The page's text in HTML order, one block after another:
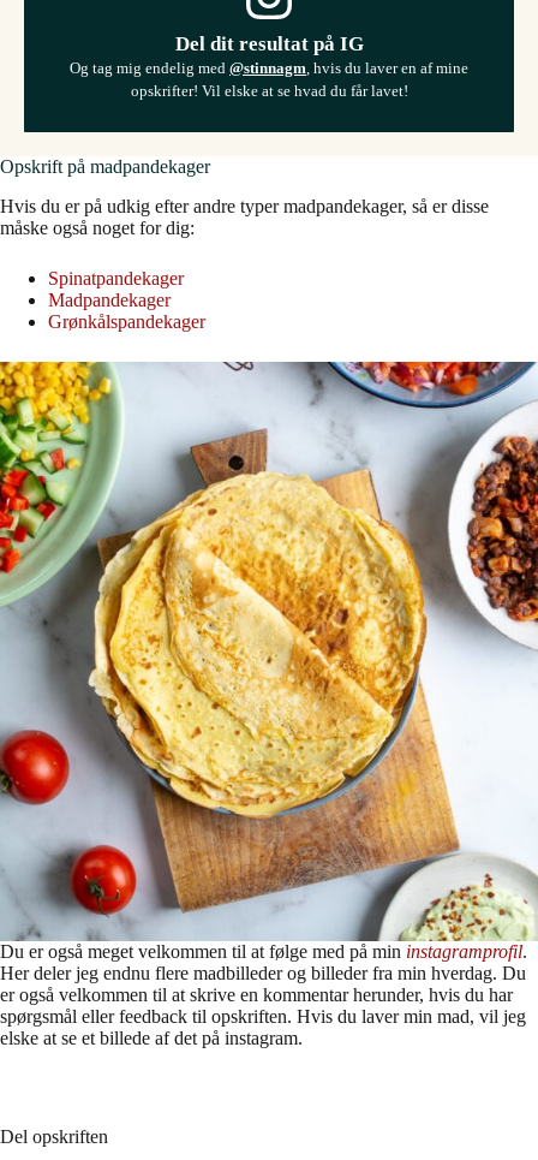
Del dit resultat på IG
Og tag mig endelig med @stinnagm , hvis du laver en af mine
opskrifter! Vil elske at se hvad du får lavet!
Opskrift på madpandekager
Hvis du er på udkig efter andre typer madpandekager, så er disse
måske også noget for dig:
Spinatpandekager
Madpandekager
Grønkålspandekager
Du er også meget velkommen til at følge med på min instagramprofil.
Her deler jeg endnu flere madbilleder og billeder fra min hverdag. Du
er også velkommen til at skrive en kommentar herunder, hvis du har
spørgsmål eller feedback til opskriften. Hvis du laver min mad, vil jeg
elske at se et billede af det på instagram.
Del opskriften